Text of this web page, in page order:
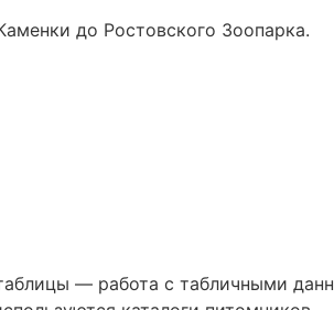
до Ростовского Зоопарка.
— работа с табличными